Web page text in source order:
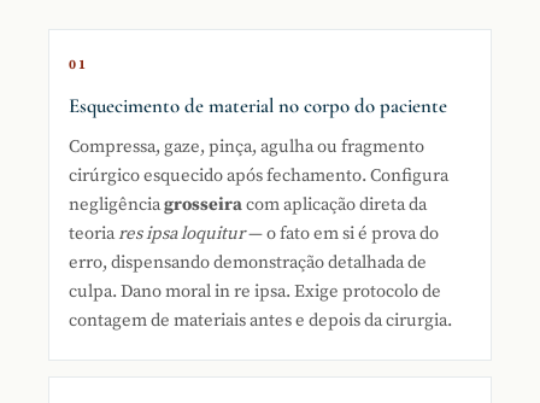
01
Esquecimento de material no corpo do paciente
Compressa, gaze, pinça, agulha ou fragmento
cirúrgico esquecido após fechamento. Configura
negligênciagrosseiracom aplicação direta da
teoriares ipsa loquitur— o fato em si é prova do
erro, dispensando demonstração detalhada de
culpa. Dano moral in re ipsa. Exige protocolo de
contagem de materiais antes e depois da cirurgia.